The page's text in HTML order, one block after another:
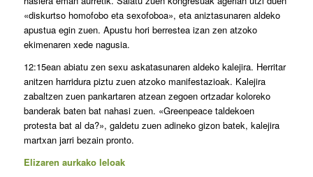
«diskurtso homofobo eta sexofoboa», eta aniztasunaren aldeko
apustua egin zuen. Apustu hori berrestea izan zen atzoko
ekimenaren xede nagusia.
12:15ean abiatu zen sexu askatasunaren aldeko kalejira. Herritar
anitzen harridura piztu zuen atzoko manifestazioak. Kalejira
zabaltzen zuen pankartaren atzean zegoen ortzadar koloreko
banderak baten bat nahasi zuen. «Greenpeace taldekoen
protesta bat al da?», galdetu zuen adineko gizon batek, kalejira
martxan jarri bezain pronto.
Elizaren aurkako leloak